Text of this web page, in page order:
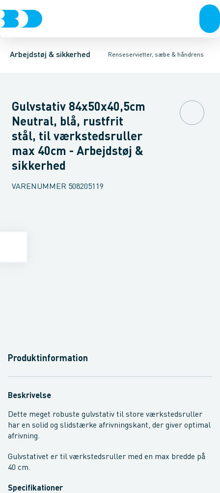
Arbejdstøj & sikkerhed Renseservietter, sæbe & håndrens
Trøjer & t-shirtsBukser Overtøj & huerUndertøj & sokker
PapirRenseservietter, sæbe & håndrens
Toiletpapir Køkkenrulle Aftørringspapir i ruller
Gulvstativ 84x50x40,5cm
Neutral, blå, rustfrit
stål, til værkstedsruller
max 40cm - Arbejdstøj &
sikkerhed
VARENUMMER 508205119
Produktinformation
Beskrivelse
Dette meget robuste gulvstativ til store værkstedsruller
har en solid og slidstærke afrivningskant, der giver optimal
afrivning.
Gulvstativet er til værkstedsruller med en max bredde på
40 cm.
Specifikationer